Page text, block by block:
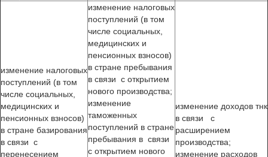
изменение налоговых
поступлений (в том
числе социальных,
медицинских и
пенсионных взносов)
в стране базирования
в связи с
перенесением
изменение налоговых
поступлений (в том
числе социальных,
медицинских и
пенсионных взносов)
в стране пребывания
в связи с открытием
нового производства;
изменение
таможенных
поступлений в стране
пребывания в связи
с открытием нового
изменение доходов тнк
в связи с
расширением
производства;
изменение расходов